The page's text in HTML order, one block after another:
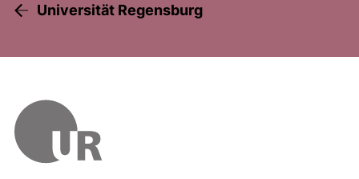
Universität Regensburg